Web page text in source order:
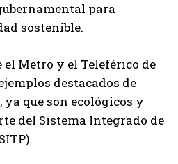
para
sostenible.
el Metro y el Teleférico de
destacados de
que son ecológicos y
del Sistema Integrado de